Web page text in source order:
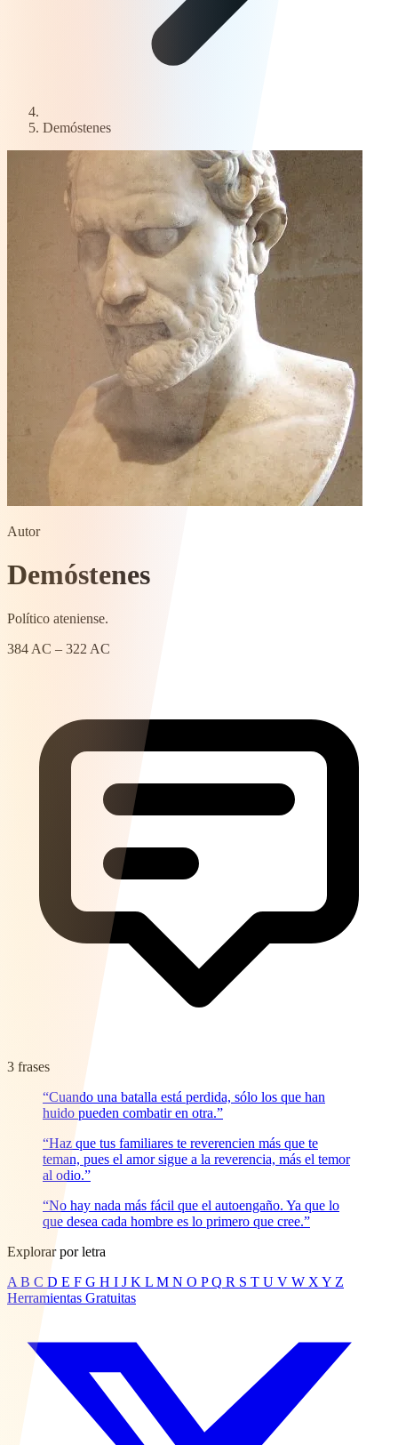
Demóstenes
Autor
Demóstenes
Político ateniense.
384 AC – 322 AC
3 frases
“Cuando una batalla está perdida, sólo los que han
huido pueden combatir en otra.”
“Haz que tus familiares te reverencien más que te
teman, pues el amor sigue a la reverencia, más el temor
al odio.”
“No hay nada más fácil que el autoengaño. Ya que lo
que desea cada hombre es lo primero que cree.”
Explorar por letra
A B C D E F G H I J K L M N O P Q R S T U V W X Y Z
Herramientas Gratuitas